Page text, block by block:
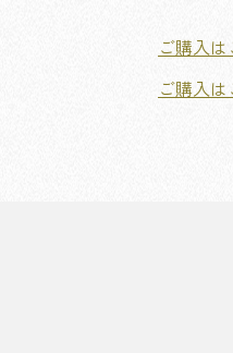
ご購入
ご購入